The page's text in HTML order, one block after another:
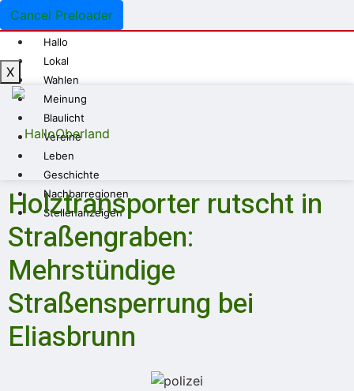
Cancel Preloader
Hallo
Lokal
Wahlen
Meinung
Blaulicht
Vereine
Leben
Geschichte
Nachbarregionen
Stellenanzeigen
X
Holztransporter rutscht in
Straßengraben:
Mehrstündige
Straßensperrung bei
Eliasbrunn